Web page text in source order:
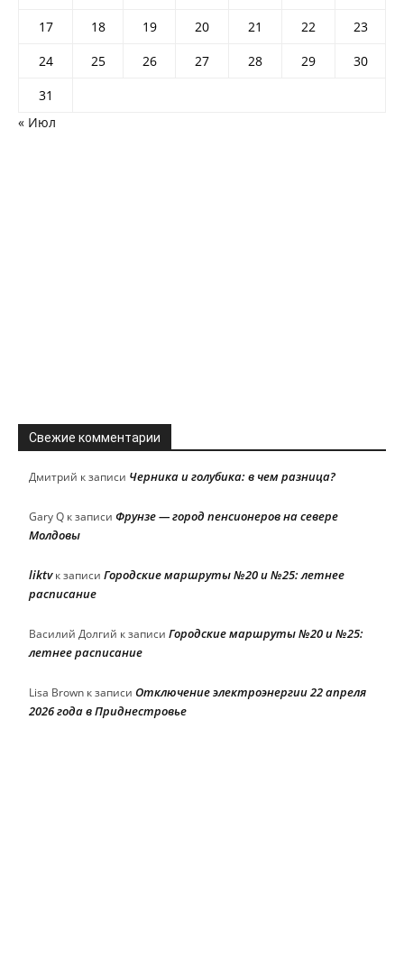
17
18 19 20 21 22
23
24
25 26 27 28 29
30
31
« Июл
Свежие комментарии
Дмитрий к записи Черника и голубика: в чем разница?
Gary Q к записи Фрунзе — город пенсионеров на севере
Молдовы
liktvк записи Городские маршруты №20 и №25: летнее
расписание
Василий Долгий к записи Городские маршруты №20 и №25:
летнее расписание
Lisa Brown к записи Отключение электроэнергии 22 апреля
2026 года в Приднестровье